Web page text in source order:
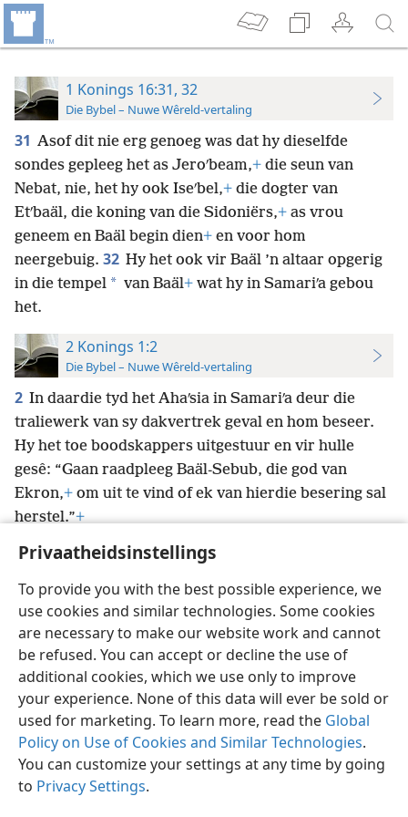
Privaatheidsinstellings
To provide you with the best possible experience, we
use cookies and similar technologies. Some cookies
are necessary to make our website work and cannot
be refused. You can accept or decline the use of
additional cookies, which we use only to improve
your experience. None of this data will ever be sold or
used for marketing. To learn more, read the Global
Policy on Use of Cookies and Similar Technologies.
You can customize your settings at any time by going
to Privacy Settings.
1 Konings 16:31, 32
Die Bybel – Nuwe Wêreld-vertaling
31 Asof dit nie erg genoeg was dat hy dieselfde
sondes gepleeg het as Jeroʹbeam,+ die seun van
Nebat, nie, het hy ook Iseʹbel,+ die dogter van
Etʹbaäl, die koning van die Sidoniërs,+ as vrou
geneem en Baäl begin dien+ en voor hom
neergebuig. 32 Hy het ook vir Baäl ’n altaar opgerig
in die tempel * van Baäl+ wat hy in Samariʹa gebou
het.
2 Konings 1:2
Die Bybel – Nuwe Wêreld-vertaling
2 In daardie tyd het Ahaʹsia in Samariʹa deur die
traliewerk van sy dakvertrek geval en hom beseer.
Hy het toe boodskappers uitgestuur en vir hulle
gesê: “Gaan raadpleeg Baäl-Sebub, die god van
Ekron,+ om uit te vind of ek van hierdie besering sal
herstel.”+
Afrikaans Voorkeure
Copyright© 2026 Watch Tower Bible and Tract Society of Pennsylvania
Gebruiksvoorwaardes Privaatheidsbeleid
Privaatheidsinstellings
Meld aan